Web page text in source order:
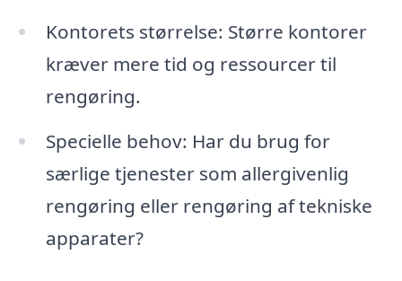
Kontorets størrelse: Større kontorer
kræver mere tid og ressourcer til
rengøring.
Specielle behov: Har du brug for
særlige tjenester som allergivenlig
rengøring eller rengøring af tekniske
apparater?